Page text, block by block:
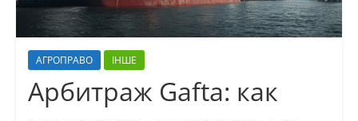
АГРОПРАВО ІНШЕ
Арбитраж Gafta: как